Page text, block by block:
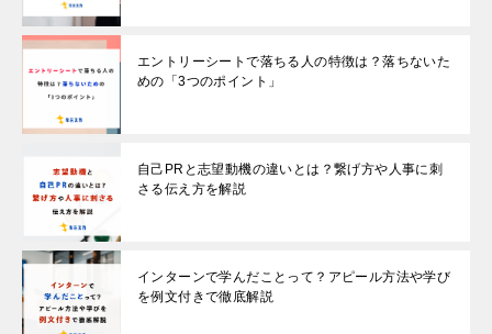
エントリーシートで落ちる人の特徴は？落ちないた
めの「3つのポイント」
自己PRと志望動機の違いとは？繋げ方や人事に刺
さる伝え方を解説
インターンで学んだことって？アピール方法や学び
を例文付きで徹底解説